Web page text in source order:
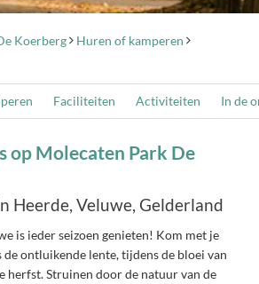
Koerberg
Huren of kamperen
Faciliteiten Activiteiten In de
op Molecaten Park De
Heerde, Veluwe, Gelderland
is ieder seizoen genieten! Kom met je
ontluikende lente, tijdens de bloei van
herfst. Struinen door de natuur van de